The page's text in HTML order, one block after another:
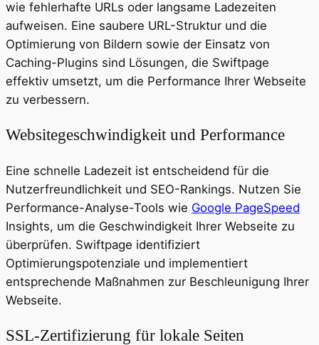
wie fehlerhafte URLs oder langsame Ladezeiten
aufweisen. Eine saubere URL-Struktur und die
Optimierung von Bildern sowie der Einsatz von
Caching-Plugins sind Lösungen, die Swiftpage
effektiv umsetzt, um die Performance Ihrer Webseite
zu verbessern.
Websitegeschwindigkeit und Performance
Eine schnelle Ladezeit ist entscheidend für die
Nutzerfreundlichkeit und SEO-Rankings. Nutzen Sie
Performance-Analyse-Tools wie Google PageSpeed
Insights, um die Geschwindigkeit Ihrer Webseite zu
überprüfen. Swiftpage identifiziert
Optimierungspotenziale und implementiert
entsprechende Maßnahmen zur Beschleunigung Ihrer
Webseite.
SSL-Zertifizierung für lokale Seiten